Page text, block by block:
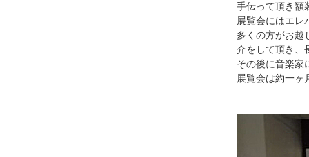
手伝って頂き額
展覧会にはエレ
多くの方がお越
介をして頂き、
その後に音楽家
展覧会は約一ヶ